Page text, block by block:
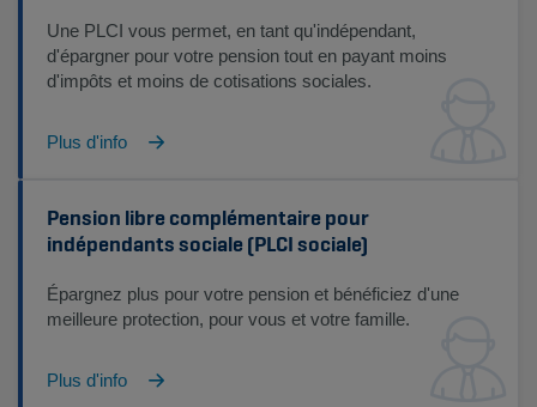
Une PLCI vous permet, en tant qu'indépendant,
d'épargner pour votre pension tout en payant moins
d'impôts et moins de cotisations sociales.
Plus d'info
Pension libre complémentaire pour
indépendants sociale (PLCI sociale)
Épargnez plus pour votre pension et bénéficiez d'une
meilleure protection, pour vous et votre famille.
Plus d'info